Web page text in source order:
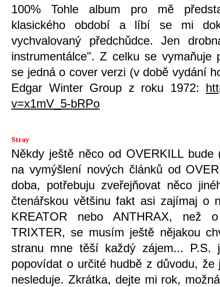
100% Tohle album pro mě
klasického období a líbí se mi
vychvalovaný předchůdce. Jen
instrumentálce". Z celku se vymaňuje
se jedná o cover verzi (v době vydání
Edgar Winter Group z roku 1972:
v=x1mV_5-bRPo
Stray
Někdy ještě něco od OVERKILL
na vymýšlení nových článků od
doba, potřebuju zveřejňovat něco
čtenářskou většinu fakt asi zajímaj o
KREATOR nebo ANTHRAX, než
TRIXTER, se musím ještě nějakou
stranu mne těší každý zájem...
popovídat o určité hudbě z důvodu,
nesleduje. Zkrátka, dejte mi rok,